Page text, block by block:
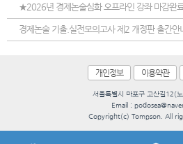
★2026년 경제논술심화 오프라인 강좌 마감완
경제논술 기출.실전모의고사 제2 개정판 출간안
개인정보 이용약관
서울특별시 마포구 고산길12(
Email :
Copyright(c) Tompson. All